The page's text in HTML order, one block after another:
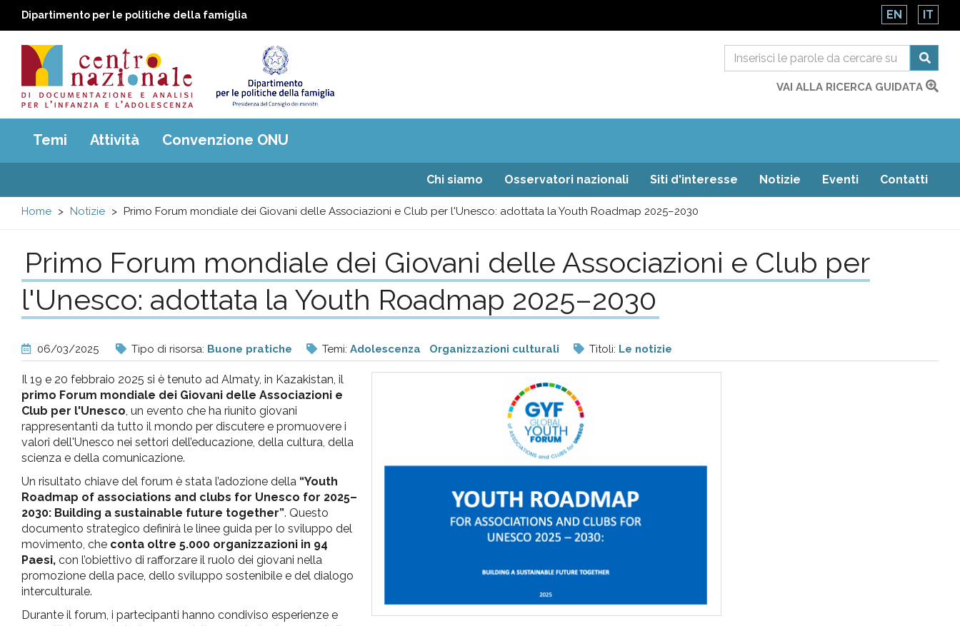
Dipartimento per le politiche della famiglia EN IT
Centro
nazionale
di
e
analisi
pr
l'infanzia
e
l'adolescenza
VAI ALLA RICERCA GUIDATA
Main
menu
Temi Attività Convenzione ONU
Chi siamo Osservatori nazionali Siti d'interesse Notizie Eventi Contatti
Home Notizie Primo Forum mondiale dei Giovani delle Associazioni e Club per l'Unesco: adottata la Youth Roadmap 2025–2030
Primo Forum mondiale dei Giovani delle Associazioni e Club per
l'Unesco: adottata la Youth Roadmap 2025–2030
06/03/2025 Tipo di risorsa: Buone pratiche Temi: Adolescenza Organizzazioni culturali Titoli: Le notizie
Il 19 e 20 febbraio 2025 si è tenuto ad Almaty, in Kazakistan, il
primo Forum mondiale dei Giovani delle Associazioni e
Club per l'Unesco , un evento che ha riunito giovani
rappresentanti da tutto il mondo per discutere e promuovere i
valori dell'Unesco nei settori dell’educazione, della cultura, della
scienza e della comunicazione.
Un risultato chiave del forum è stata l’adozione della “Youth
Roadmap of associations and clubs for Unesco for 2025–
2030: Building a sustainable future together”. Questo
documento strategico definirà le linee guida per lo sviluppo del
movimento, che conta oltre 5.000 organizzazioni in 94
Paesi, con l’obiettivo di rafforzare il ruolo dei giovani nella
promozione della pace, dello sviluppo sostenibile e del dialogo
interculturale.
Durante il forum, i partecipanti hanno condiviso esperienze e